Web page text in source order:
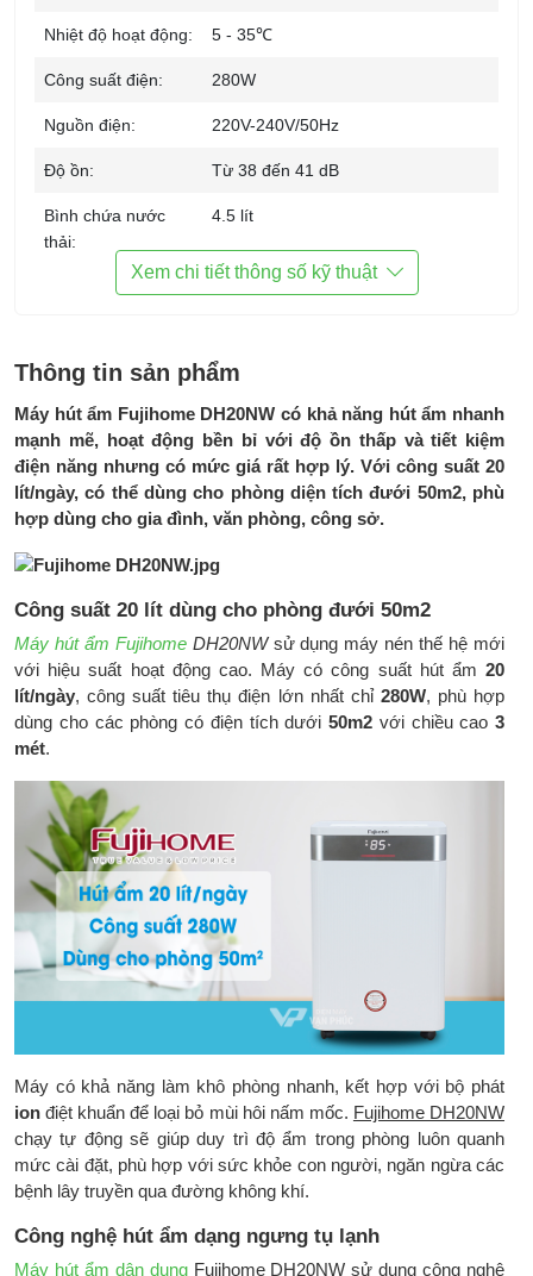
Thông tin sản phẩm
Máy hút ẩm Fujihome DH20NW có khả năng hút ẩm nhanh
mạnh mẽ, hoạt động bền bỉ với độ ồn thấp và tiết kiệm
điện năng nhưng có mức giá rất hợp lý. Với công suất 20
lít/ngày, có thể dùng cho phòng diện tích đưới 50m2, phù
hợp dùng cho gia đình, văn phòng, công sở.
Công suất 20 lít dùng cho phòng đưới 50m2
Máy hút ẩm FujihomeDH20NWsử dụng máy nén thế hệ mới
với hiệu suất hoạt động cao. Máy có công suất hút ẩm 20
lít/ngày, công suất tiêu thụ điện lớn nhất chỉ 280W, phù hợp
dùng cho các phòng có điện tích dưới 50m2 với chiều cao 3
mét.
Máy có khả năng làm khô phòng nhanh, kết hợp với bộ phát
ion điệt khuẩn để loại bỏ mùi hôi nấm mốc. Fujihome DH20NW
chạy tự động sẽ giúp duy trì độ ẩm trong phòng luôn quanh
mức cài đặt, phù hợp với sức khỏe con người, ngăn ngừa các
bệnh lây truyền qua đường không khí.
Công nghệ hút ẩm dạng ngưng tụ lạnh
Máy hút ẩm dân dụngFujihome DH20NW sử dụng công nghệ
Nhiệt độ hoạt động: 5 - 35℃
Công suất điện: 280W
Nguồn điện: 220V-240V/50Hz
Độ ồn: Từ 38 đến 41 dB
Bình chứa nước
thải:
4.5 lít
Đường xả nước
Từ 30% đến 80%
Bảng điều khiển: Nút ấn, có màn hình hiển thị độ ẩm
Tiện ích:
Chế độ hút ẩm tự động
Chế độ sấy quần áo
Chế độ ngủ tĩnh lặng
Bộ phát Ion diệt khuẩn
Hẹn giờ từ 1-12 giờ
Tự ngắt khi đầy bình
Đèn báo độ ẩm qua màu sắc
Phụ kiện đi cùng: HDSD, ống thoát nước thải
Kích thước sản
phẩm:
305(rộng) x 235(sâu) x 495(cao)
Kích thước đóng
thùng:
Trọng lượng sản
phẩm:
13.5 kg
Trọng lượng đóng
thùng:
15.5 kg
Fujihome - Nhật Bản
Sản xuất tại: Trung Quốc
Bảo hành chính
hãng:
2 năm
Xem chi tiết thông số kỹ thuật